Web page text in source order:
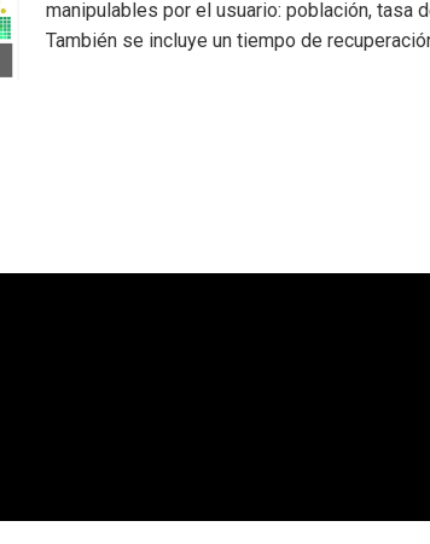
manipulables por el usuario: población, tasa
También se incluye un tiempo de